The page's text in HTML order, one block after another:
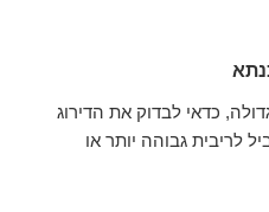
כדאי לבדוק את הדירוג
לריבית גבוהה יותר או